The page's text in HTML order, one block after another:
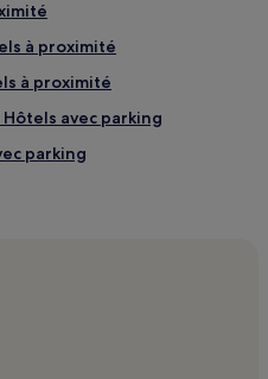
à proximité
à proximité
avec parking
parking
: Appart’hôtels